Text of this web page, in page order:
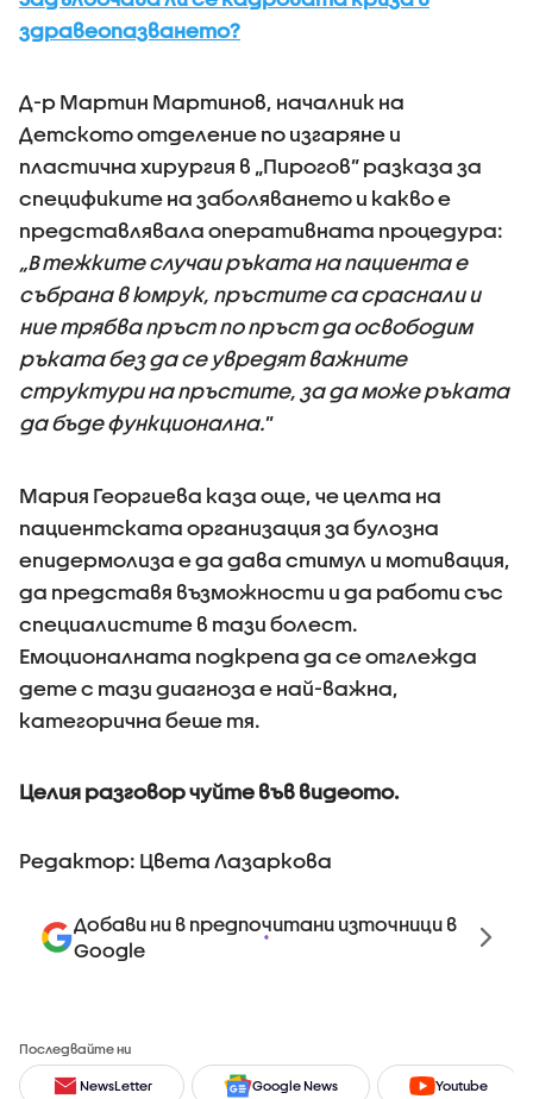
здравеопазването?
Д-р Мартин Мартинов, началник на
Детското отделение по изгаряне и
пластична хирургия в „Пирогов” разказа за
спецификите на заболяването и какво е
представлявала оперативната процедура:
„В тежките случаи ръката на пациента е
събрана в юмрук, пръстите са сраснали и
ние трябва пръст по пръст да освободим
ръката без да се увредят важните
структури на пръстите, за да може ръката
да бъде функционална.”
Мария Георгиева каза още, че целта на
пациентската организация за булозна
епидермолиза е да дава стимул и мотивация,
да представя възможности и да работи със
специалистите в тази болест.
Емоционалната подкрепа да се отглежда
дете с тази диагноза е най-важна,
категорична беше тя.
Целия разговор чуйте във видеото.
Редактор: Цвета Лазаркова
Добави ни в предпочитани източници в
Google
Последвайте ни
NewsLetter Google News Youtube